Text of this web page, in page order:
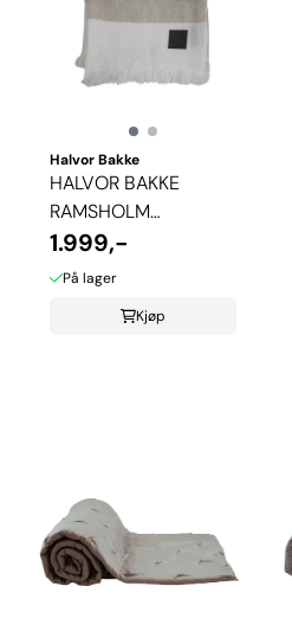
Halvor Bakke
HALVOR BAKKE
RAMSHOLM
SENGETEPPE - LINEN
1.999,-
På lager
Kjøp